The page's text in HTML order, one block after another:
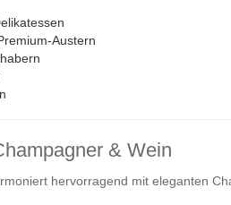
Austern
& Wein
hervorragend mit eleganten